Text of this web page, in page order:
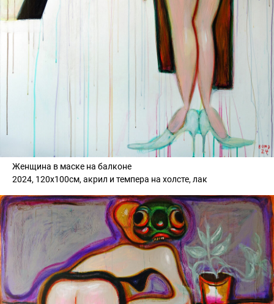
Женщина в маске на балконе
2024, 120х100см, акрил и темпера на холсте, лак